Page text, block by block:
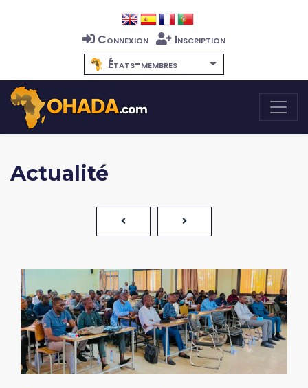
Connexion
Inscription
États-membres
Actualité